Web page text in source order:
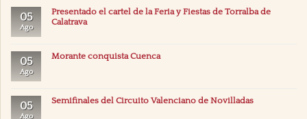
05
Ago
Presentado el cartel de la Feria y Fiestas de Torralba de
Calatrava
05
Ago
Morante conquista Cuenca
05
Ago
Semifinales del Circuito Valenciano de Novilladas